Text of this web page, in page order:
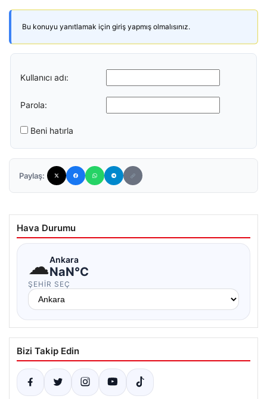
Bu konuyu yanıtlamak için giriş yapmış olmalısınız.
Kullanıcı adı:
Parola:
Beni hatırla
Paylaş:
Hava Durumu
☁Ankara
NaN°C
ŞEHIR SEÇ
Bizi Takip Edin